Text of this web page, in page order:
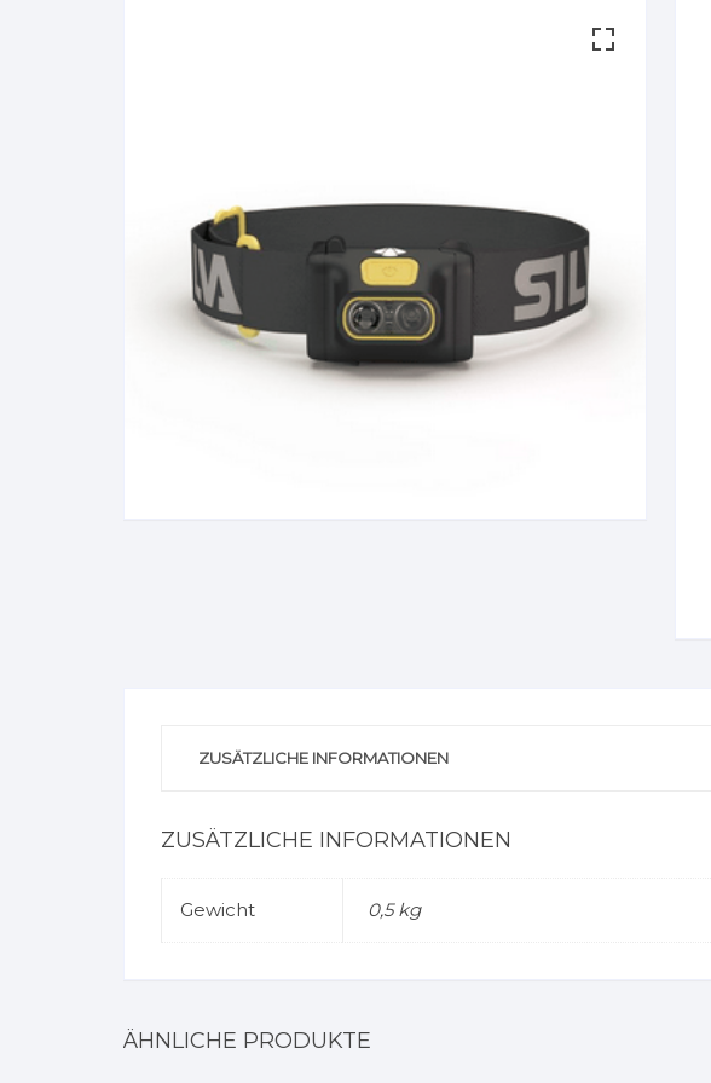
ZUSÄTZLICHE INFORMATIONEN
ZUSÄTZLICHE INFORMATIONEN
Gewicht 0,5 kg
ÄHNLICHE PRODUKTE